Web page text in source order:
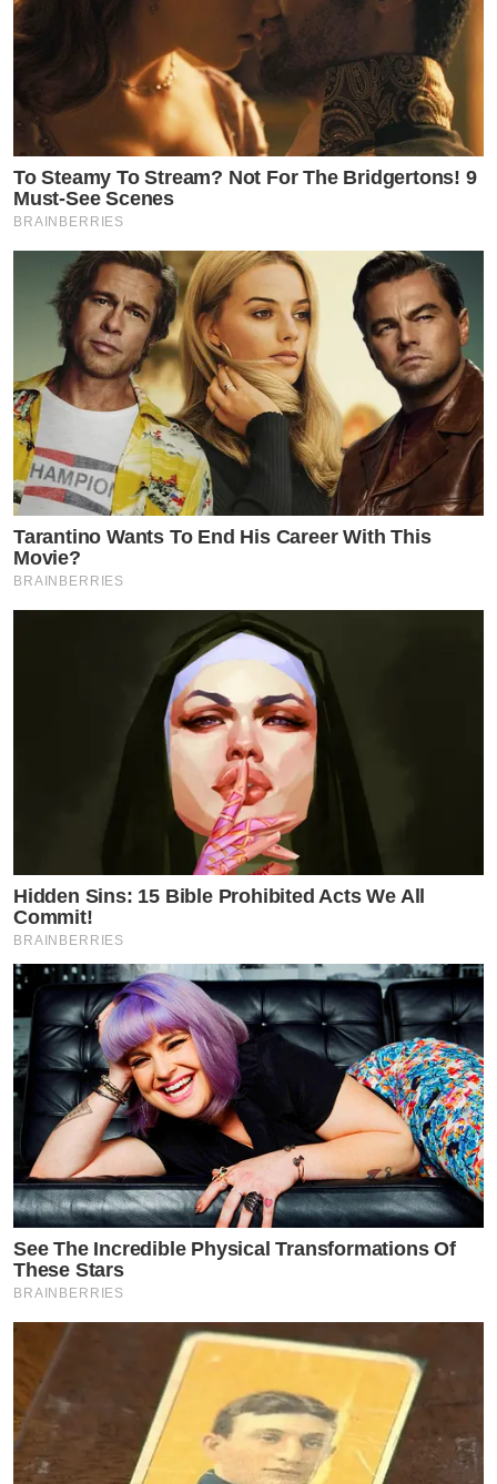
To Steamy To Stream? Not For The Bridgertons! 9
Must-See Scenes
BRAINBERRIES
Tarantino Wants To End His Career With This
Movie?
BRAINBERRIES
Hidden Sins: 15 Bible Prohibited Acts We All
Commit!
BRAINBERRIES
See The Incredible Physical Transformations Of
These Stars
BRAINBERRIES